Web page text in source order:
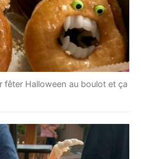
fêter Halloween au boulot et ça